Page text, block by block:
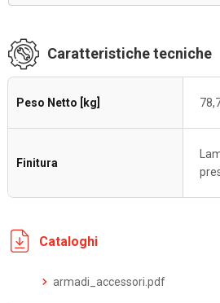
Caratteristiche tecniche
Peso Netto [kg]
Finitura
Cataloghi
armadi_accessori.pdf